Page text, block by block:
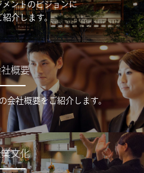
ントのビジョンに
紹介します。
概要
会社概要をご紹介します。
文化